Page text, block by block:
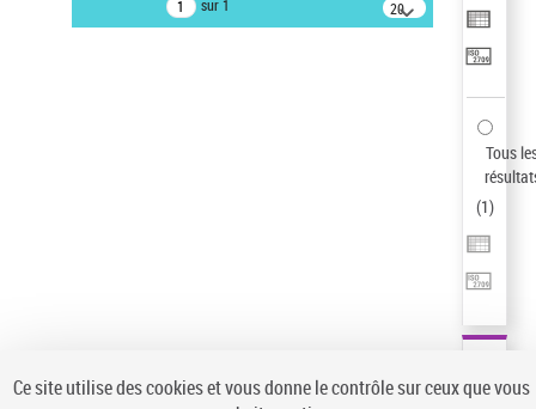
sur 1
20
résultats/page
Tous
(1)
Ce site utilise des cookies et vous donne le contrôle sur ceux que vous